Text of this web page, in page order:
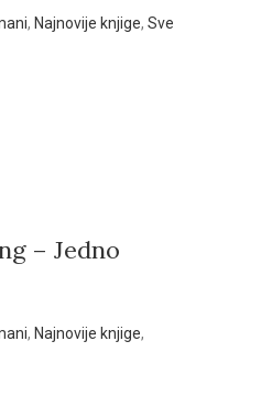
, Najnovije knjige,Sve
– Jedno
, Najnovije knjige,